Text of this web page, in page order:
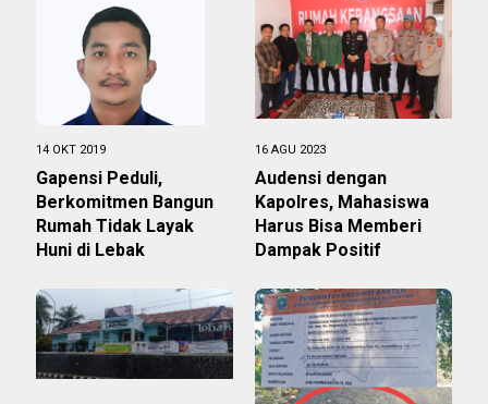
14 OKT 2019
Gapensi Peduli,
Berkomitmen Bangun
Rumah Tidak Layak
Huni di Lebak
16 AGU 2023
Audensi dengan
Kapolres, Mahasiswa
Harus Bisa Memberi
Dampak Positif